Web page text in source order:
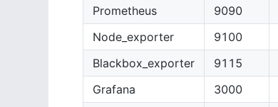
Prometheus
9090
Node_exporter
9100
Blackbox_exporter
9115
Grafana
3000